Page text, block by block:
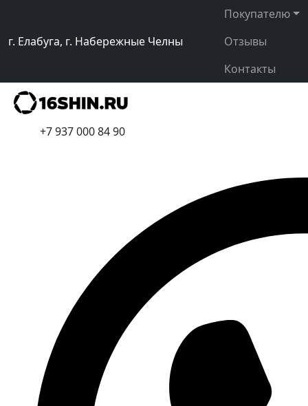
г. Елабуга, г. Набережные Челны
Покупателю
Отзывы
Контакты
+7 937 000 84 90